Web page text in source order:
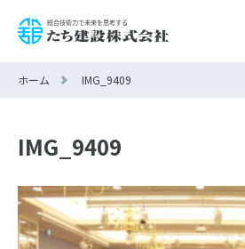
ホーム IMG_9409
IMG_9409